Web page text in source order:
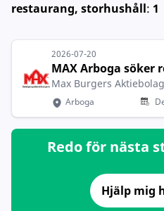
restaurang, storhushåll: 1
2026-07-20
MAX Arboga söker
Max Burgers Aktiebolag
Arboga
Redo för nästa
Hjälp mig